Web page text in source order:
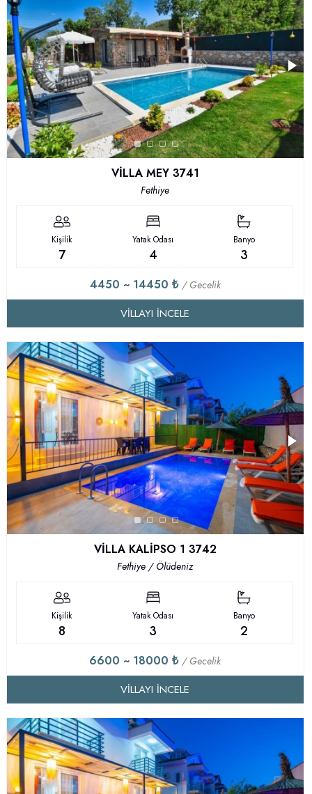
VİLLA MEY 3741
Fethiye
Kişilik
7
Yatak Odası
4
Banyo
3
4450 ~ 14450 ₺ / Gecelik
VILLAYI İNCELE
VİLLA KALİPSO 1 3742
Fethiye / Ölüdeniz
Kişilik
8
Yatak Odası
3
Banyo
2
6600 ~ 18000 ₺ / Gecelik
VILLAYI İNCELE